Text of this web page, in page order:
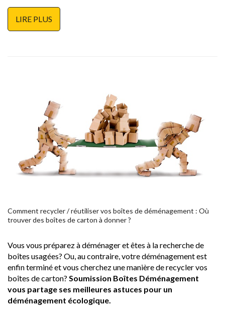
LIRE PLUS
Comment recycler / réutiliser vos boîtes de déménagement : Où
trouver des boîtes de carton à donner ?
Vous vous préparez à déménager et êtes à la recherche de
boîtes usagées? Ou, au contraire, votre déménagement est
enfin terminé et vous cherchez une manière de recycler vos
boîtes de carton? Soumission Boîtes Déménagement
vous partage ses meilleures astuces pour un
déménagement écologique.